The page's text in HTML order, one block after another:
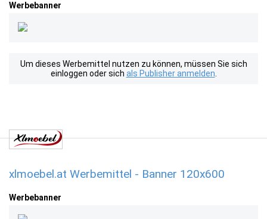
Werbebanner
Um dieses Werbemittel nutzen zu können, müssen Sie sich
einloggen oder sich als Publisher anmelden
xlmoebel.at Werbemittel - Banner 120x600
Werbebanner